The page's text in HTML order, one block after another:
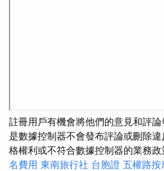
註冊用戶有機會將他們的意見和評
是數據控制器不會發布評論或刪除
格權利或不符合數據控制器的業務政
名費用 東南旅行社 台胞證 五權路按